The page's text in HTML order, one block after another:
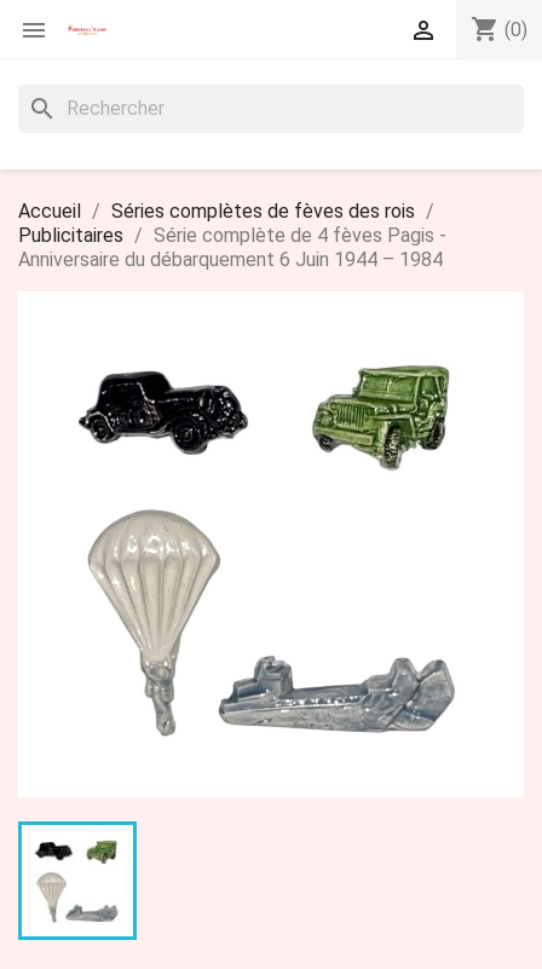
 shopping_cart (0)

search
Accueil
Séries complètes de fèves des rois
Publicitaires
Série complète de 4 fèves Pagis -
Anniversaire du débarquement 6 Juin 1944 – 1984